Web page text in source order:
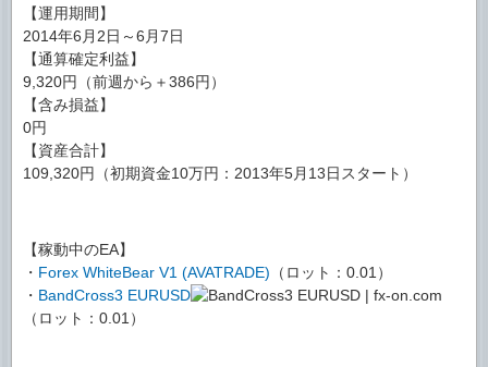
【運用期間】
2014年6月2日～6月7日
【通算確定利益】
9,320円（前週から＋386円）
【含み損益】
0円
【資産合計】
109,320円（初期資金10万円：2013年5月13日スタート）
【稼動中のEA】
・ Forex WhiteBear V1 (AVATRADE) （ロット：0.01）
・ BandCross3 EURUSD
（ロット：0.01）